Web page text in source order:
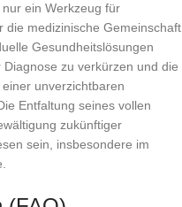
ein Werkzeug für
die medizinische Gemeinschaft
Gesundheitslösungen
zu verkürzen und die
unverzichtbaren
Entfaltung seines vollen
zukünftiger
sein, insbesondere im